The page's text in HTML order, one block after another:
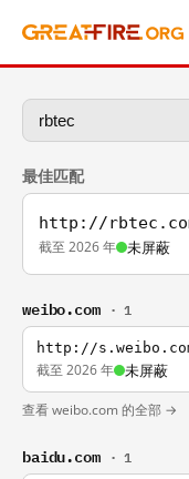
最佳匹配
http://
截至 2026 年 未屏蔽
weibo.com · 1
http://
截至 2026 年 未屏蔽
查看 weibo.com 的全部 →
baidu.com · 1